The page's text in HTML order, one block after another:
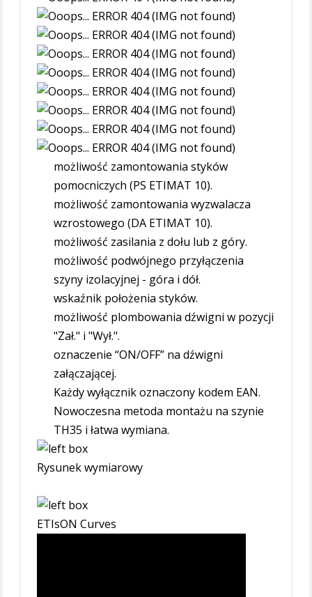
możliwość zamontowania styków
pomocniczych (PS ETIMAT 10).
możliwość zamontowania wyzwalacza
wzrostowego (DA ETIMAT 10).
możliwość zasilania z dołu lub z góry.
możliwość podwójnego przyłączenia
szyny izolacyjnej - góra i dół.
wskaźnik położenia styków.
możliwość plombowania dźwigni w pozycji
"Zał." i "Wył.".
oznaczenie “ON/OFF” na dźwigni
załączającej.
Każdy wyłącznik oznaczony kodem EAN.
Nowoczesna metoda montażu na szynie
TH35 i łatwa wymiana.
Rysunek wymiarowy
ETIsON Curves